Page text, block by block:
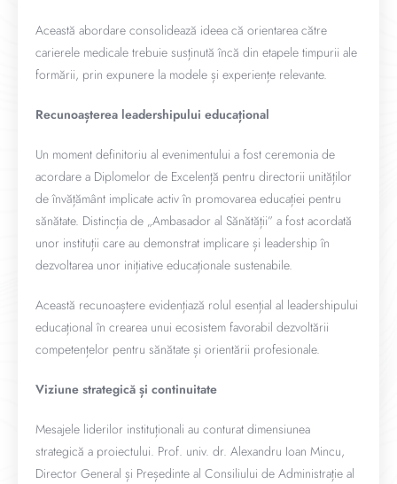
Această abordare consolidează ideea că orientarea către
carierele medicale trebuie susținută încă din etapele timpurii ale
formării, prin expunere la modele și experiențe relevante.
Recunoașterea leadershipului educațional
Un moment definitoriu al evenimentului a fost ceremonia de
acordare a Diplomelor de Excelență pentru directorii unităților
de învățământ implicate activ în promovarea educației pentru
sănătate. Distincția de „Ambasador al Sănătății” a fost acordată
unor instituții care au demonstrat implicare și leadership în
dezvoltarea unor inițiative educaționale sustenabile.
Această recunoaștere evidențiază rolul esențial al leadershipului
educațional în crearea unui ecosistem favorabil dezvoltării
competențelor pentru sănătate și orientării profesionale.
Viziune strategică și continuitate
Mesajele liderilor instituționali au conturat dimensiunea
strategică a proiectului. Prof. univ. dr. Alexandru Ioan Mincu,
Director General și Președinte al Consiliului de Administrație al